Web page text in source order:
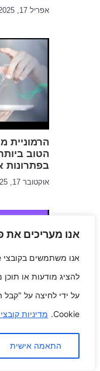
אנו מעריכים את
להציג מודעות או
על ידי לחיצה על
Cookie. מדיניות קובצי Cookie
התאמה אישית
אפריל 17, 2025
הרמוניית
הטוב
בפתרונות
אוקטובר 17, 2025
שירותי